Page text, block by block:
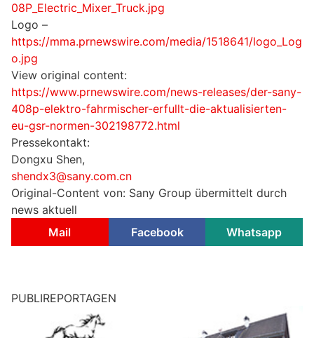
08P_Electric_Mixer_Truck.jpg
Logo –
https://mma.prnewswire.com/media/1518641/logo_Log
o.jpg
View original content:
https://www.prnewswire.com/news-releases/der-sany-
408p-elektro-fahrmischer-erfullt-die-aktualisierten-
eu-gsr-normen-302198772.html
Pressekontakt:
Dongxu Shen,
shendx3@sany.com.cn
Original-Content von: Sany Group übermittelt durch
news aktuell
Mail
Facebook Whatsapp
PUBLIREPORTAGEN